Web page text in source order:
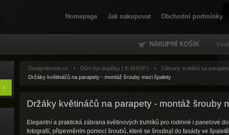
Homepage Jak nakupovat Obchodní podmínky
NÁKUPNÍ KOŠÍK V
Design4home.cz Dům byt doplňky ( E-SHOP )
Zábrany truhlíků na parapetu
Držáky květináčů na parapety - montáž šrouby mezi špalety
Držáky květináčů na parapety - montáž šrouby
Elegantní a praktická zábrana květinových truhlíků pro rodinné i panelové
fotografií, připevněním pomocí šroubů, které se šroubují do fasády ve